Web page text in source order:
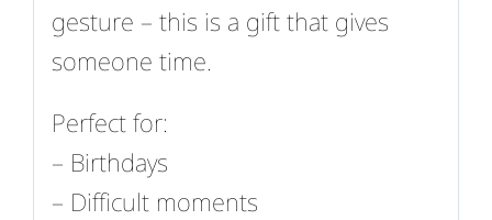
gesture – this is a gift that gives
someone time.
Perfect for:
– Birthdays
– Difficult moments